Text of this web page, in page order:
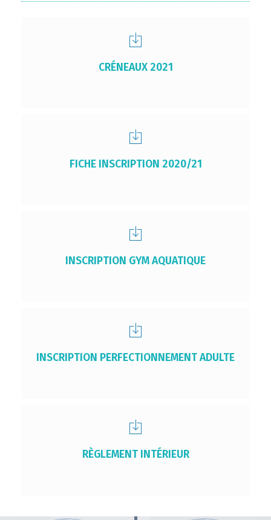
CRÉNEAUX 2021
FICHE INSCRIPTION 2020/21
INSCRIPTION GYM AQUATIQUE
INSCRIPTION PERFECTIONNEMENT ADULTE
RÈGLEMENT INTÉRIEUR